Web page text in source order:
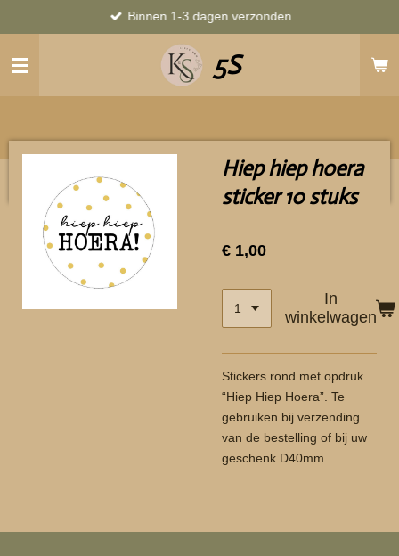
direct
naar
hoofdinhoud
5S
Binnen 1-3 dagen verzonden
Hiep hiep hoera
sticker 10 stuks
€ 1,00
In
winkelwagen
Stickers rond met opdruk
“Hiep Hiep Hoera”. Te
gebruiken bij verzending
van de bestelling of bij uw
geschenk.D40mm.